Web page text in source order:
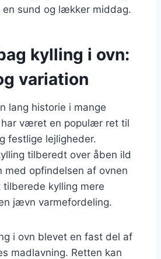
en sund og lækker middag.
kylling i ovn:
variation
lang historie i mange
har været en populær ret til
festlige lejligheder.
tilberedt over åben ild
med opfindelsen af ovnen
kylling mere
jævn varmefordeling.
i ovn blevet en fast del af
madlavning. Retten kan